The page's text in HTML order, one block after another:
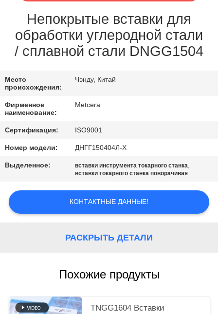
НАМИ
ЗАПРОСИТЕ
ЦИТАТУ
САЙТА
КОНФИДЕНЦИАЛЬНОСТИ
Непокрытые вставки для
обработки углеродной стали
/ сплавной стали DNGG1504
Место
происхождения:
Чэнду, Китай
Фирменное
наименование:
Metcera
Сертификация: ISO9001
Номер модели: ДНГГ150404Л-Х
Выделенное: вставки инструмента токарного станка,
вставки токарного станка поворачивая
КОНТАКТНЫЕ ДАННЫЕ!
РАСКРЫТЬ ДЕТАЛИ
Похожие продукты
TNGG1604 Вставки